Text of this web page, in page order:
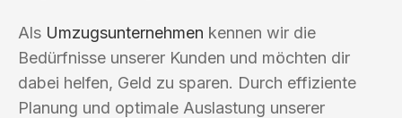
Als Umzugsunternehmen kennen wir die
Bedürfnisse unserer Kunden und möchten dir
dabei helfen, Geld zu sparen. Durch effiziente
Planung und optimale Auslastung unserer